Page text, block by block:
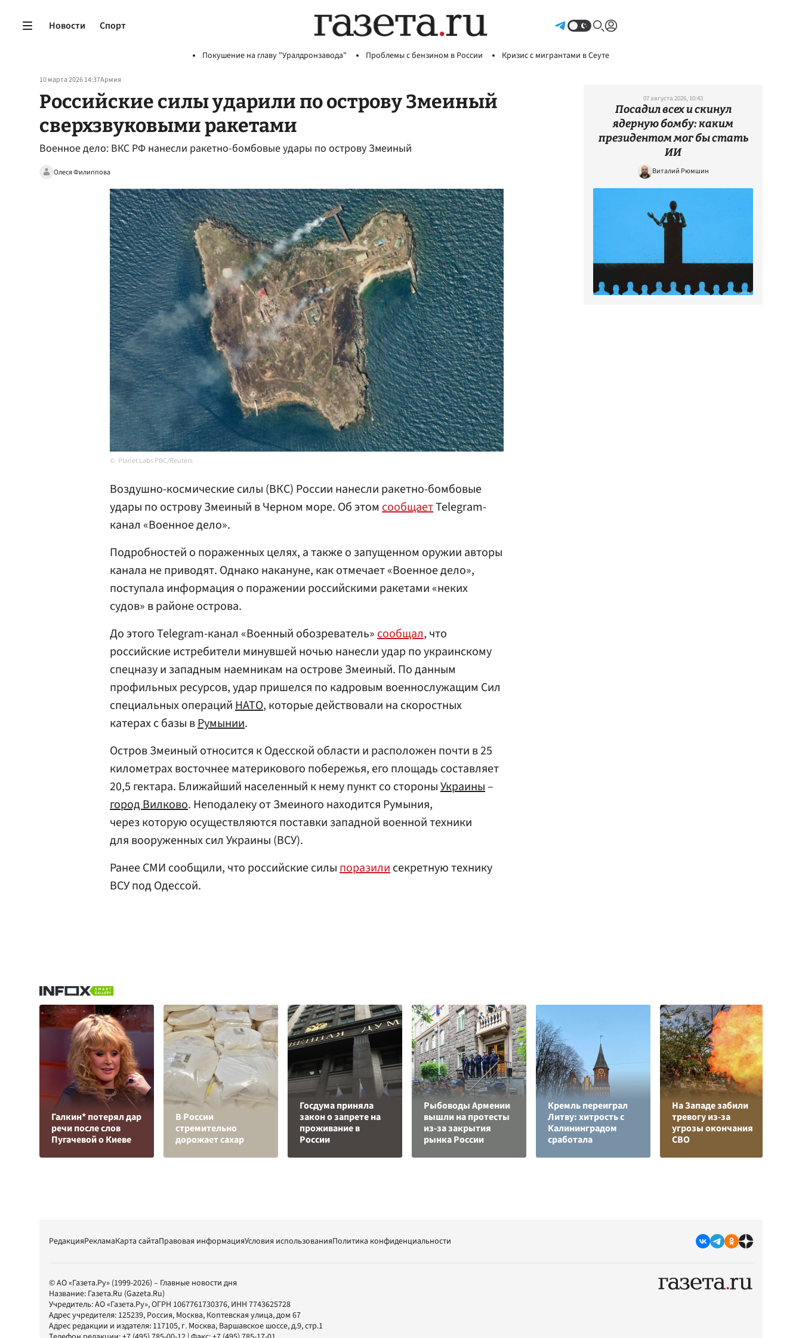
Новости Спорт
Покушение на главу "Уралдронзавода" Проблемы с бензином в России Кризис с мигрантами в Сеуте
10 марта 2026 14:37Армия
Российские силы ударили по острову Змеиный
сверхзвуковыми ракетами
Военное дело: ВКС РФ нанесли ракетно-бомбовые удары по острову Змеиный
Олеся Филиппова
Planet Labs PBC/Reuters
Воздушно-космические силы (ВКС) России нанесли ракетно-бомбовые
удары по острову Змеиный в Черном море. Об этом сообщаетTelegram-
канал «Военное дело».
Подробностей о пораженных целях, а также о запущенном оружии авторы
канала не приводят. Однако накануне, как отмечает «Военное дело»,
поступала информация о поражении российскими ракетами «неких
судов» в районе острова.
До этого Telegram-канал «Военный обозреватель»сообщал, что
российские истребители минувшей ночью нанесли удар по украинскому
спецназу и западным наемникам на острове Змеиный. По данным
профильных ресурсов, удар пришелся по кадровым военнослужащим Сил
специальных операцийНАТО, которые действовали на скоростных
катерах с базы вРумынии.
Остров Змеиный относится к Одесской области и расположен почти в 25
километрах восточнее материкового побережья, его площадь составляет
20,5 гектара. Ближайший населенный к нему пункт со стороныУкраины–
город Вилково. Неподалеку от Змеиного находится Румыния,
через которую осуществляются поставки западной военной техники
для вооруженных сил Украины (ВСУ).
Ранее СМИ сообщили, что российские силыпоразилисекретную технику
ВСУ под Одессой.
07 августа 2026, 10:43
Посадил всех и скинул
ядерную бомбу: каким
президентом мог бы стать
ИИ
Виталий Рюмшин
Галкин* потерял дар
речи после слов
Пугачевой о Киеве
В России
стремительно
дорожает сахар
Госдума приняла
закон о запрете на
проживание в
России
Рыбоводы Армении
вышли на протесты
из-за закрытия
рынка России
Кремль переиграл
Литву: хитрость с
Калининградом
сработала
На Западе забили
тревогу из-за
угрозы окончания
СВО
РедакцияРекламаКарта сайтаПравовая информацияУсловия использованияПолитика конфиденциальности
© АО «Газета.Ру» (1999-2026) – Главные новости дня
Название: Газета.Ru (Gazeta.Ru)
Учредитель:АО «Газета.Ру», ОГРН 1067761730376, ИНН 7743625728
Адрес учредителя: 125239, Россия, Москва, Коптевская улица, дом 67
Адрес редакции и издателя: 117105, г. Москва, Варшавское шоссе, д.9, стр.1